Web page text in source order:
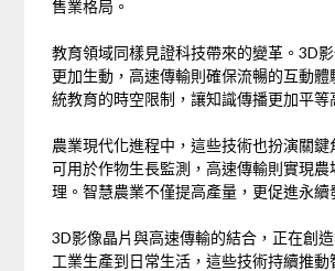
售業格局。
教育領域同樣見證科技帶來的變革。3D
更加生動，高速傳輸則確保流暢的互動
統教育的時空限制，讓知識傳播更加平等
農業現代化進程中，這些技術也扮演關鍵
可用於作物生長監測，高速傳輸則實現農
理。智慧農業不僅提高產量，更促進永續
3D影像晶片與高速傳輸的結合，正在創
工業生產到日常生活，這些技術持續推動